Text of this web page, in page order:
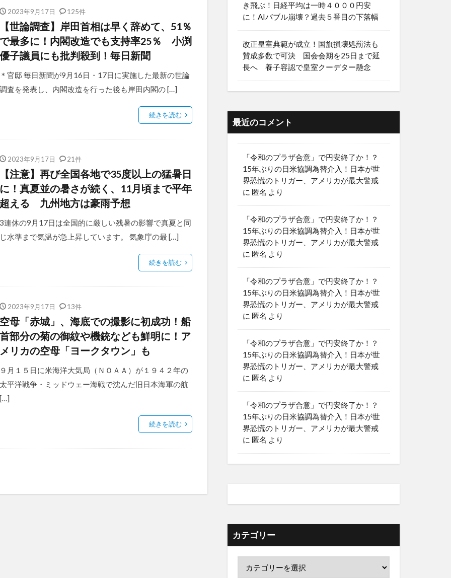
2023年9月17日 125件
【世論調査】岸田首相は早く辞めて、51％
で最多に！内閣改造でも支持率25％ 小渕
優子議員にも批判殺到！毎日新聞
＊官邸 毎日新聞が9月16日・17日に実施した最新の世論
調査を発表し、内閣改造を行った後も岸田内閣の […]
続きを読む
2023年9月17日 21件
【注意】再び全国各地で35度以上の猛暑日
に！真夏並の暑さが続く、11月頃まで平年
超える 九州地方は豪雨予想
3連休の9月17日は全国的に厳しい残暑の影響で真夏と同
じ水準まで気温が急上昇しています。 気象庁の最 […]
続きを読む
2023年9月17日 13件
空母「赤城」、海底での撮影に初成功！船
首部分の菊の御紋や機銃なども鮮明に！ア
メリカの空母「ヨークタウン」も
９月１５日に米海洋大気局（ＮＯＡＡ）が１９４２年の
太平洋戦争・ミッドウェー海戦で沈んだ旧日本海軍の航
[…]
続きを読む
き飛ぶ！日経平均は一時４０００円安
に！AIバブル崩壊？過去５番目の下落幅
改正皇室典範が成立！国旗損壊処罰法も
賛成多数で可決 国会会期を25日まで延
長へ 養子容認で皇室クーデター懸念
最近のコメント
「令和のプラザ合意」で円安終了か！？
15年ぶりの日米協調為替介入！日本が世
界恐慌のトリガー、アメリカが最大警戒
に 匿名 より
「令和のプラザ合意」で円安終了か！？
15年ぶりの日米協調為替介入！日本が世
界恐慌のトリガー、アメリカが最大警戒
に 匿名 より
「令和のプラザ合意」で円安終了か！？
15年ぶりの日米協調為替介入！日本が世
界恐慌のトリガー、アメリカが最大警戒
に 匿名 より
「令和のプラザ合意」で円安終了か！？
15年ぶりの日米協調為替介入！日本が世
界恐慌のトリガー、アメリカが最大警戒
に 匿名 より
「令和のプラザ合意」で円安終了か！？
15年ぶりの日米協調為替介入！日本が世
界恐慌のトリガー、アメリカが最大警戒
に 匿名 より
カテゴリー